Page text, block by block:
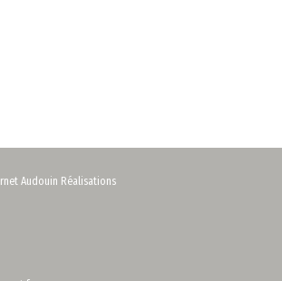
Audouin Réalisations